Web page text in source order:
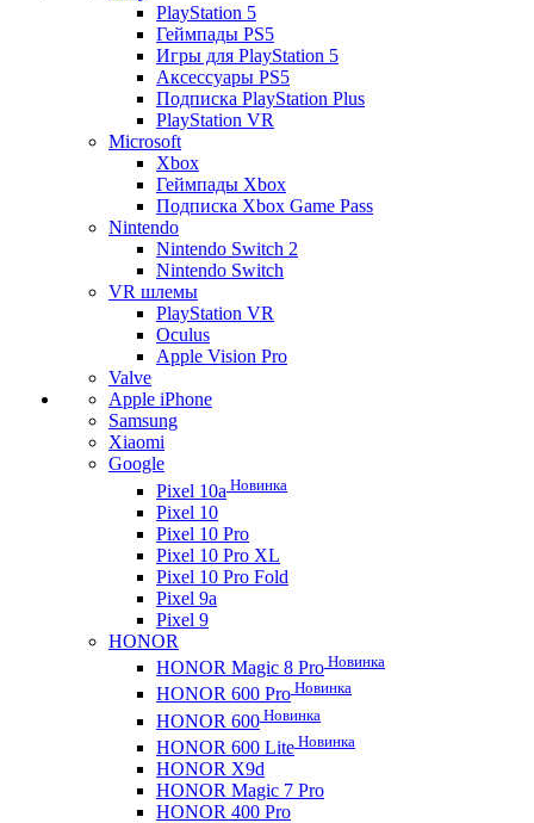
PlayStation 5
Геймпады PS5
Игры для PlayStation 5
Аксессуары PS5
Подписка PlayStation Plus
PlayStation VR
Microsoft
Xbox
Геймпады Xbox
Подписка Xbox Game Pass
Nintendo
Nintendo Switch 2
Nintendo Switch
VR шлемы
PlayStation VR
Oculus
Apple Vision Pro
Valve
Apple iPhone
Samsung
Xiaomi
Google
Pixel 10a Новинка
Pixel 10
Pixel 10 Pro
Pixel 10 Pro XL
Pixel 10 Pro Fold
Pixel 9a
Pixel 9
HONOR
HONOR Magic 8 Pro Новинка
HONOR 600 Pro Новинка
HONOR 600 Новинка
HONOR 600 Lite Новинка
HONOR X9d
HONOR Magic 7 Pro
HONOR 400 Pro